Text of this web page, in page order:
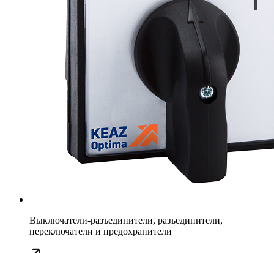
Выключатели-разъединители, разъединители,
переключатели и предохранители